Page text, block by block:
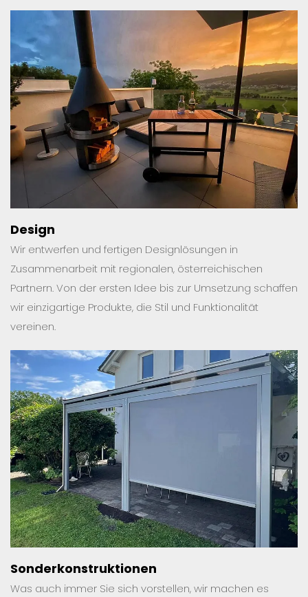
Design
Wir entwerfen und fertigen Designlösungen in
Zusammenarbeit mit regionalen, österreichischen
Partnern. Von der ersten Idee bis zur Umsetzung schaffen
wir einzigartige Produkte, die Stil und Funktionalität
vereinen.
Sonderkonstruktionen
Was auch immer Sie sich vorstellen, wir machen es